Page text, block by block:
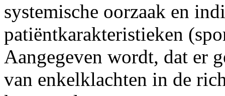
systemische oorzaak en
patiëntkarakteristieken
Aangegeven wordt, dat er
van enkelklachten in de